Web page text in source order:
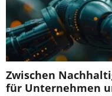
Zwischen
für Unternehmen